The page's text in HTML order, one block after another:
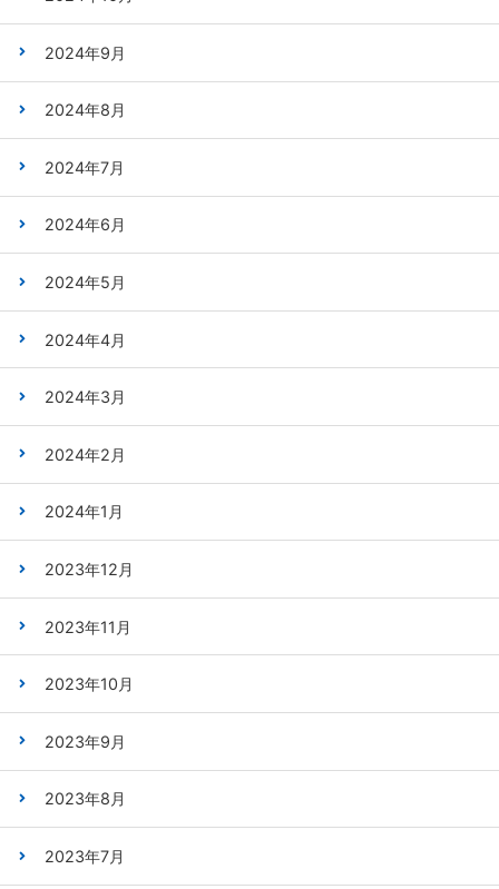
2024年9月
2024年8月
2024年7月
2024年6月
2024年5月
2024年4月
2024年3月
2024年2月
2024年1月
2023年12月
2023年11月
2023年10月
2023年9月
2023年8月
2023年7月